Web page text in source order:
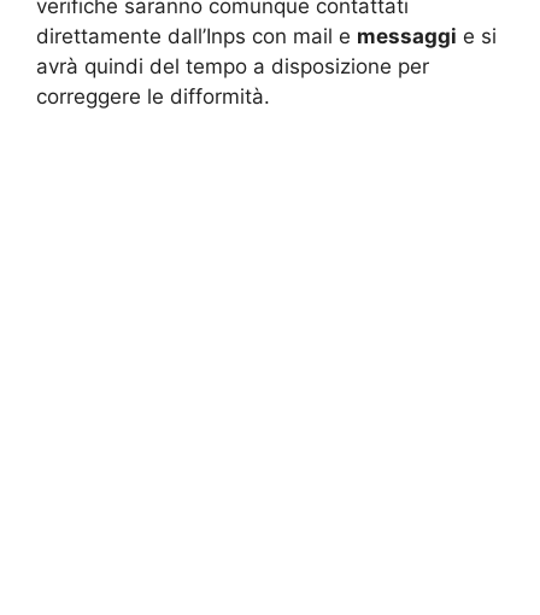
verifiche saranno comunque contattati
direttamente dall’Inps con mail e messaggi e si
avrà quindi del tempo a disposizione per
correggere le difformità.